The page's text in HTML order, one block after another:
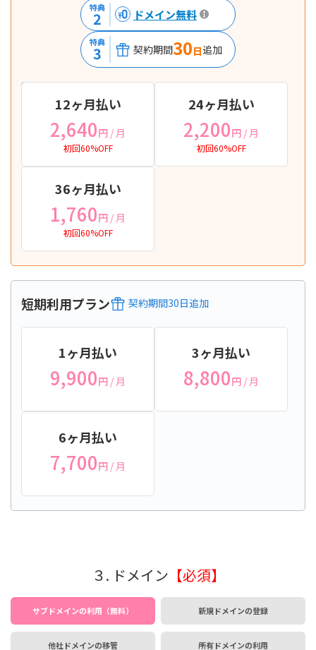
特典
2 ドメイン無料
特典
3 契約期間30日追加
12ヶ月払い
2,640円 / 月
初回60%OFF
24ヶ月払い
2,200円 / 月
初回60%OFF
36ヶ月払い
1,760円 / 月
初回60%OFF
短期利用プラン 契約期間30日追加
1ヶ月払い
9,900円 / 月
3ヶ月払い
8,800円 / 月
6ヶ月払い
7,700円 / 月
３. ドメイン 【必須】
サブドメインの利用（無料） 新規ドメインの登録
他社ドメインの移管 所有ドメインの利用